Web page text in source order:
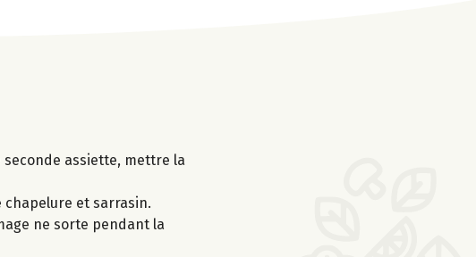
assiette, mettre la
chapelure et sarrasin.
ne sorte pendant la